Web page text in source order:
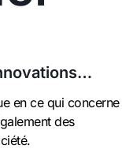
en ce qui concerne
des